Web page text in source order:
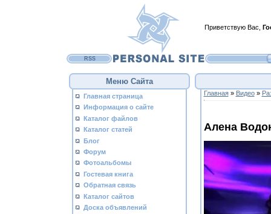
Приветствую Вас
RSS
Меню Сайта
Главная страница
Информация о сайте
Каталог файлов
Каталог статей
Блог
Форум
Фотоальбомы
Гостевая книга
Обратная связь
Каталог сайтов
Доска объявлений
Главная» Видео»
Алена